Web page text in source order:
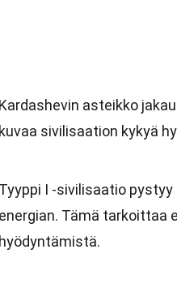
Kardashevin asteikko
kuvaa sivilisaation kykyä
Tyyppi I -sivilisaatio
energian. Tämä tarkoittaa
hyödyntämistä.